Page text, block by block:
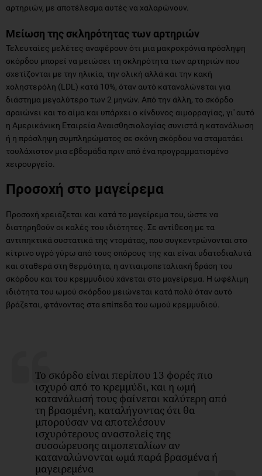
αρτηριών, με αποτέλεσμα αυτές να χαλαρώνουν.
Μείωση της σκληρότητας των αρτηριών
Τελευταίες μελέτες αναφέρουν ότι μια μακροχρόνια πρόσληψη
σκόρδου μπορεί να μειώσει τη σκληρότητα των αρτηριών που
σχετίζονται με την ηλικία, την ολική αλλά και την κακή
χοληστερόλη (LDL) κατά 10%, όταν αυτό καταναλώνεται για
διάστημα μεγαλύτερο των 2 μηνών. Από την άλλη, το σκόρδο
αραιώνει και το αίμα και υπάρχει ο κίνδυνος αιμορραγίας, γι' αυτό
η Αμερικάνικη Εταιρεία Αναισθησιολογίας συνιστά η κατανάλωση
ή η πρόσληψη συμπληρώματος σε σκόνη σκόρδου να σταματάει
τουλάχιστον μια εβδομάδα πριν από ένα προγραμματισμένο
χειρουργείο.
Προσοχή στο μαγείρεμα
Προσοχή χρειάζεται και κατά το μαγείρεμα του, ώστε να
διατηρηθούν οι καλές του ιδιότητες. Σε αντίθεση με τα
αντιπηκτικά συστατικά της ντομάτας, που συγκεντρώνονται στο
κίτρινο υγρό γύρω από τους σπόρους της και είναι υδατοδιαλυτά
και σταθερά στη θερμότητα, η αντιαιμοπεταλιακή δράση του
σκόρδου και του κρεμμυδιού χάνεται στο μαγείρεμα. Η ωφέλιμη
ιδιότητα του ωμού σκόρδου μειώνεται κατά πολύ όταν αυτό
βράζεται, φτάνοντας στα επίπεδα του ωμού κρεμμυδιού.
Το σκόρδο είναι περίπου 13 φορές πιο
ισχυρό από το κρεμμύδι, και η ωμή
κατανάλωσή τους φαίνεται καλύτερη από
τη βρασμένη, καταλήγοντας ότι θα
μπορούσαν να αποτελέσουν
ισχυρότερους αναστολείς της
συσσώρευσης αιμοπεταλίων αν
καταναλώνονται ωμά παρά βρασμένα ή
μαγειρεμένα